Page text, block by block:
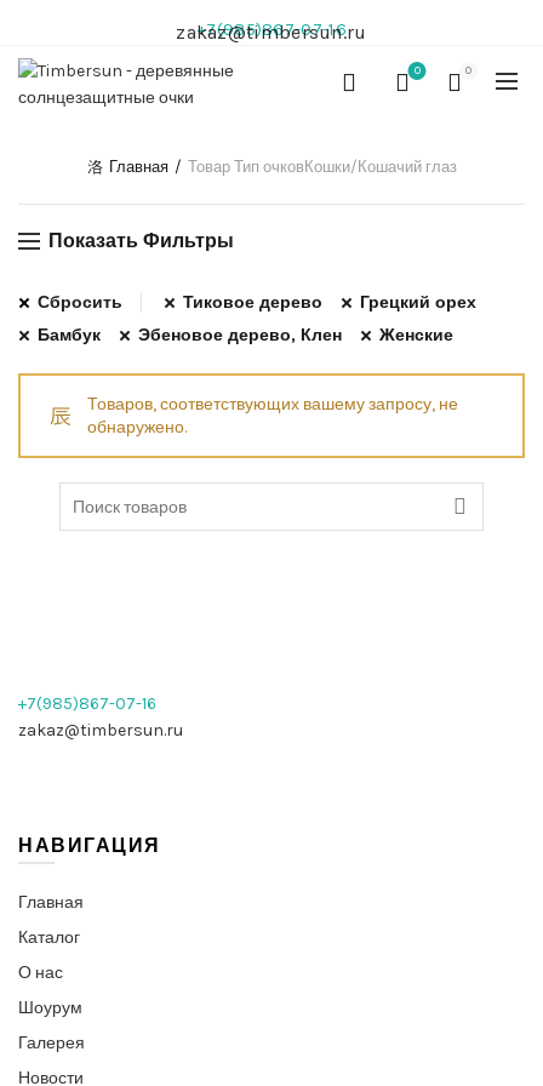
+7(985)867-07-16
zakaz@timbersun.ru
0 0
Главная Товар Тип очков Кошки/Кошачий глаз
Показать Фильтры
Сбросить Тиковое дерево
Грецкий орех
Бамбук
Эбеновое дерево, Клен Женские
Товаров, соответствующих вашему запросу, не
обнаружено.
+7(985)867-07-16
zakaz@timbersun.ru
НАВИГАЦИЯ
Главная
Каталог
О нас
Шоурум
Галерея
Новости